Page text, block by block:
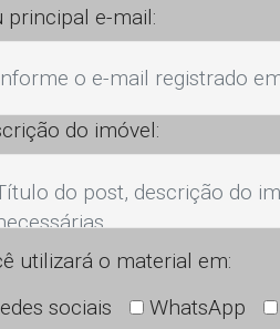
principal e-mail:
do imóvel:
utilizará o material em:
sociais
WhatsApp